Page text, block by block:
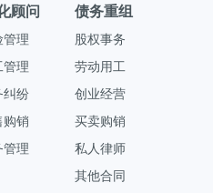
顾问
管理
管理
纠纷
购销
管理
债务重组
股权事务
劳动用工
创业经营
买卖购销
私人律师
其他合同